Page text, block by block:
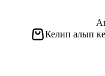
Келип алып